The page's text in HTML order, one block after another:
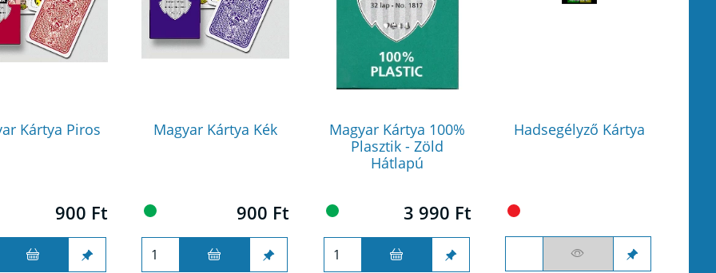
Kártya Piros
900 Ft
Magyar Kártya Kék
900 Ft
Magyar Kártya 100%
Plasztik - Zöld
Hátlapú
3 990 Ft
Hadsegélyző Kártya